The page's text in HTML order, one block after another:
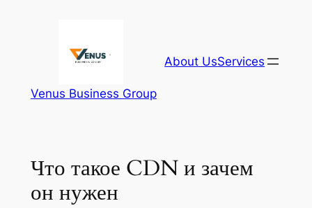
Venus Business Group
About UsServices
Что такое CDN и зачем
он нужен